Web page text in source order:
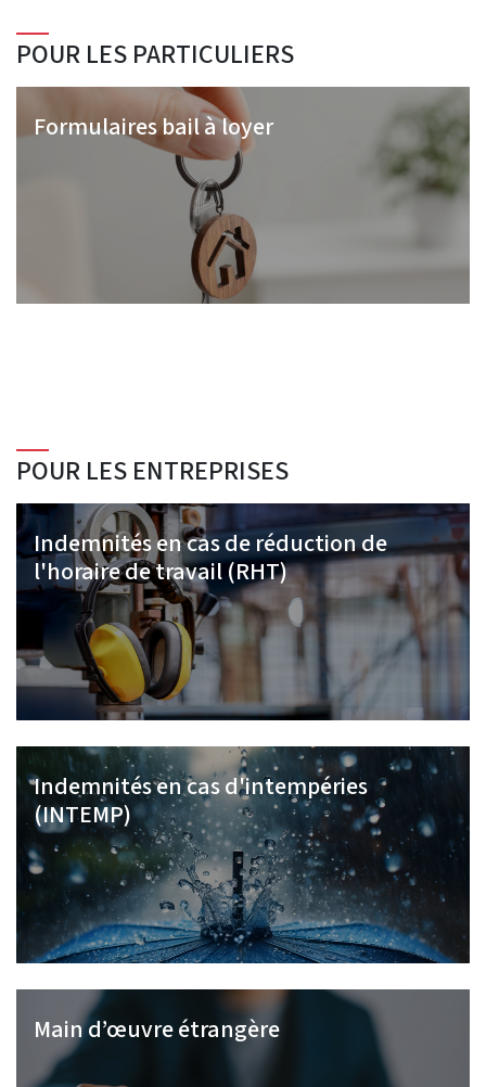
POUR LES PARTICULIERS
Formulaires bail à loyer
POUR LES ENTREPRISES
Indemnités en cas de réduction de
l'horaire de travail (RHT)
Indemnités en cas d'intempéries
(INTEMP)
Main d’œuvre étrangère